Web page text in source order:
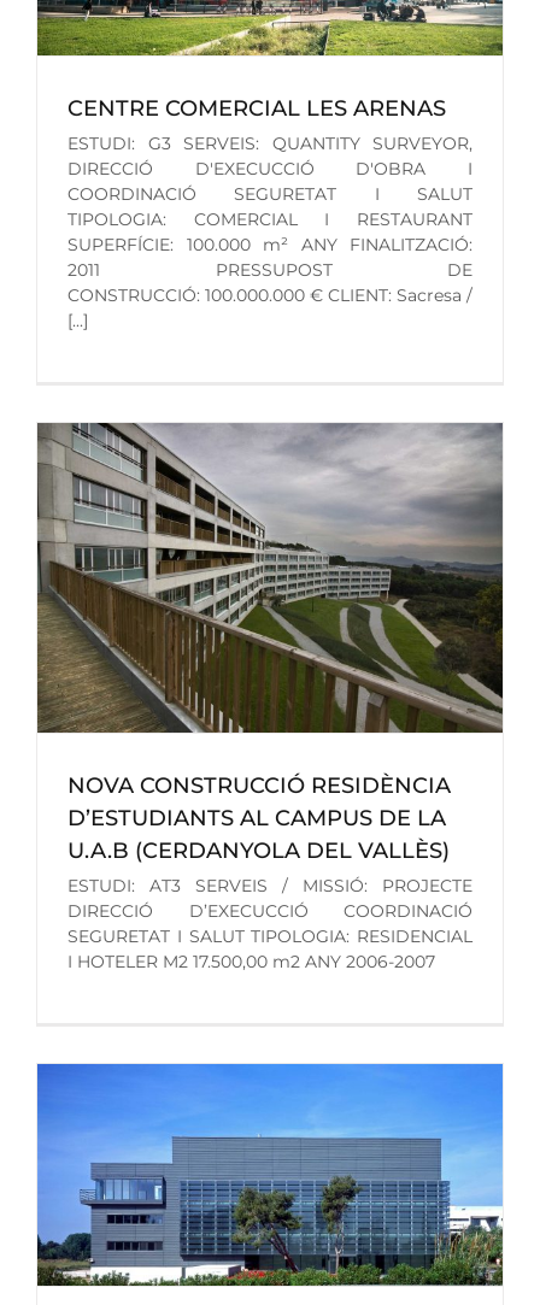
CENTRE COMERCIAL LES ARENAS
ESTUDI: G3 SERVEIS: QUANTITY SURVEYOR,
DIRECCIÓ D'EXECUCCIÓ D'OBRA I
COORDINACIÓ SEGURETAT I SALUT
TIPOLOGIA: COMERCIAL I RESTAURANT
SUPERFÍCIE: 100.000 m² ANY FINALITZACIÓ:
2011 PRESSUPOST DE
CONSTRUCCIÓ: 100.000.000 € CLIENT: Sacresa /
[...]
NOVA CONSTRUCCIÓ RESIDÈNCIA
D’ESTUDIANTS AL CAMPUS DE LA
U.A.B (CERDANYOLA DEL VALLÈS)
ESTUDI: AT3 SERVEIS / MISSIÓ: PROJECTE
DIRECCIÓ D’EXECUCCIÓ COORDINACIÓ
SEGURETAT I SALUT TIPOLOGIA: RESIDENCIAL
I HOTELER M2 17.500,00 m2 ANY 2006-2007